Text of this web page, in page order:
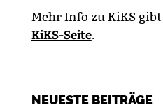
Mehr Info zu KiKS gibt
KiKS-Seite.
NEUESTE BEITRÄGE